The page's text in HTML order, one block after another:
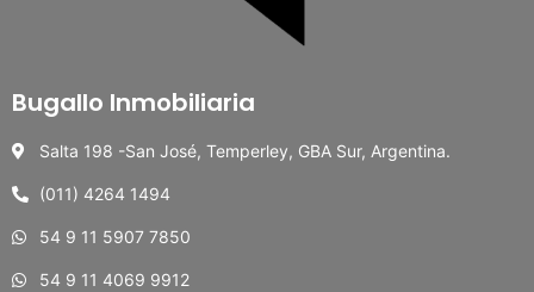
Bugallo Inmobiliaria
Salta 198 -San José, Temperley, GBA Sur, Argentina.
(011) 4264 1494
54 9 11 5907 7850
54 9 11 4069 9912